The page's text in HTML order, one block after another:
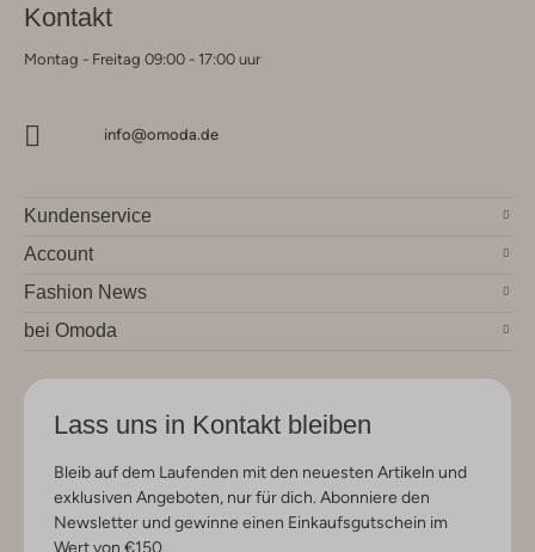
Kontakt
Montag - Freitag 09:00 - 17:00 uur
info@omoda.de
Kundenservice
Account
Fashion News
bei Omoda
Lass uns in Kontakt bleiben
Bleib auf dem Laufenden mit den neuesten Artikeln und
exklusiven Angeboten, nur für dich. Abonniere den
Newsletter und gewinne einen Einkaufsgutschein im
Wert von €150.